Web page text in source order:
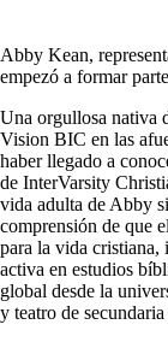
Abby Kean,
empezó a formar
Una orgullosa nativa
Vision BIC en las
haber llegado a
de InterVarsity
vida adulta de Abby
comprensión de que
para la vida cristiana,
activa en estudios
global desde la
y teatro de